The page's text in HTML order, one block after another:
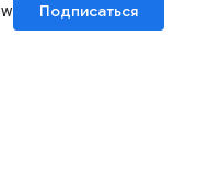
Подписаться